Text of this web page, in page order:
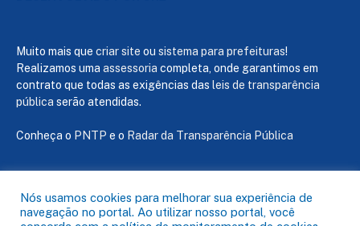
Muito mais que criar site ou sistema para prefeituras!
Realizamos uma assessoria completa, onde garantimos em
contrato que todas as exigências das leis de transparência
pública serão atendidas.
Conheça o PNTP e o Radar da Transparência Pública
Todos os direitos reservados a Câmara de Capanema
Nós usamos cookies para melhorar sua experiência de
navegação no portal. Ao utilizar nosso portal, você